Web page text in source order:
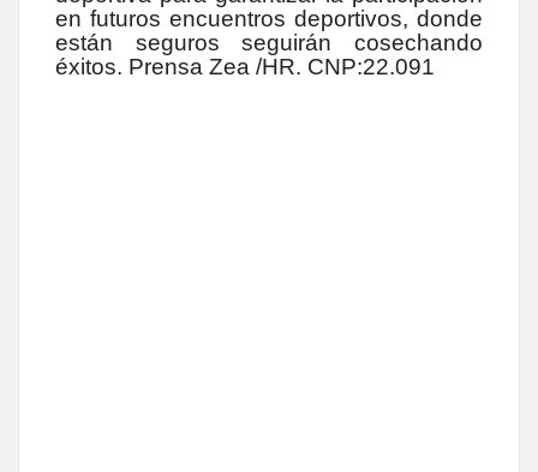
en futuros encuentros deportivos, donde
están seguros seguirán cosechando
éxitos. Prensa Zea /HR. CNP:22.091